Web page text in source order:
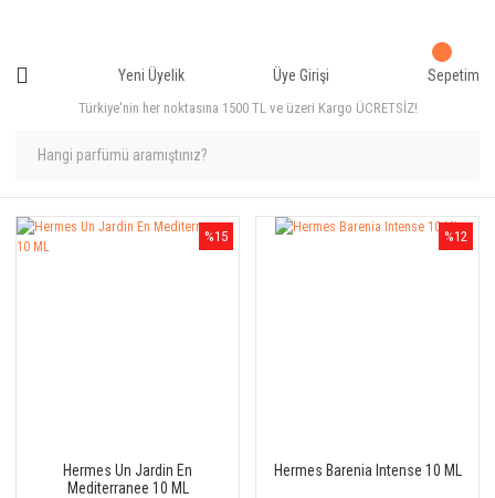
Türkiye'nin her noktasına 1500 TL ve üzeri Kargo ÜCRETSİZ!
Yeni Üyelik Üye Girişi Sepetim
%15
Hermes Un Jardin En
Mediterranee 10 ML
%12
Hermes Barenia Intense 10 ML